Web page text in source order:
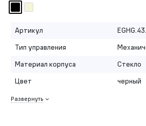
Артикул
Тип управления
Материал корпуса
Стекло
Цвет
черный
Развернуть